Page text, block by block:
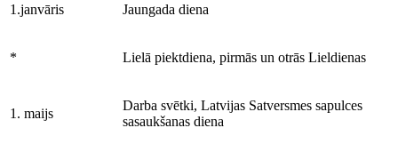
1.janvāris Jaungada diena
* Lielā piektdiena, pirmās un otrās Lieldienas
1. maijs
Darba svētki, Latvijas Satversmes sapulces
sasaukšanas diena